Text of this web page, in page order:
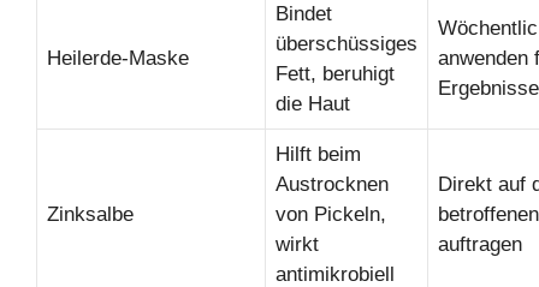
Heilerde-Maske
Bindet
überschüssiges
Fett, beruhigt
die Haut
anwenden
Ergebnisse
Zinksalbe
Hilft beim
Austrocknen
von Pickeln,
wirkt
antimikrobiell
Direkt auf
auftragen